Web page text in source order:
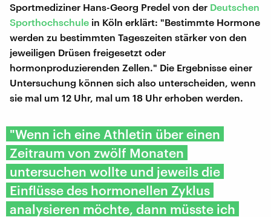
Sportmediziner Hans-Georg Predel von der Deutschen
Sporthochschule in Köln erklärt: "Bestimmte Hormone
werden zu bestimmten Tageszeiten stärker von den
jeweiligen Drüsen freigesetzt oder
hormonproduzierenden Zellen." Die Ergebnisse einer
Untersuchung können sich also unterscheiden, wenn
sie mal um 12 Uhr, mal um 18 Uhr erhoben werden.
"Wenn ich eine Athletin über einen
Zeitraum von zwölf Monaten
untersuchen wollte und jeweils die
Einflüsse des hormonellen Zyklus
analysieren möchte, dann müsste ich